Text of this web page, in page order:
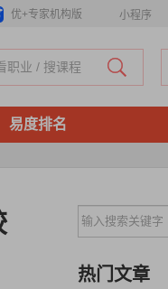
小程序
优+专家机构版
易度排名
热门文章